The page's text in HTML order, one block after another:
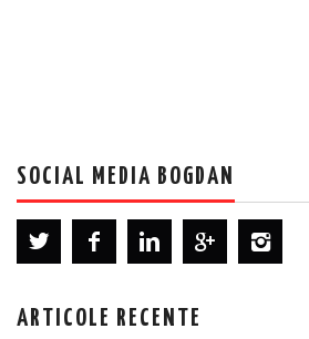
SOCIAL MEDIA BOGDAN
ARTICOLE RECENTE